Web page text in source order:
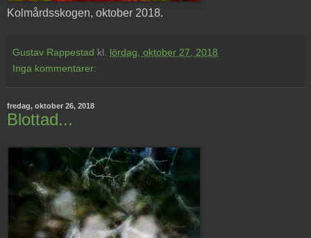
Kolmårdsskogen, oktober 2018.
Gustav Rappestad kl. lördag, oktober 27, 2018
Inga kommentarer:
fredag, oktober 26, 2018
Blottad...